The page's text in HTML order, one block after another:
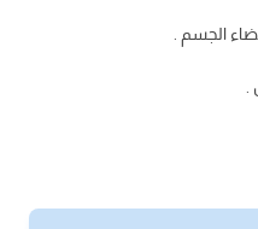
الجسم .